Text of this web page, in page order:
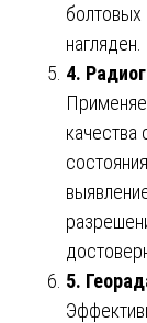
болтовых
нагляден.
4.
качества
5.